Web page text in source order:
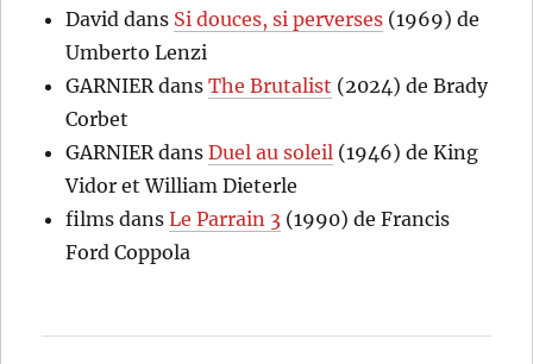
David dans Si douces, si perverses (1969) de
Umberto Lenzi
GARNIERdansThe Brutalist (2024) de Brady
Corbet
GARNIERdansDuel au soleil (1946) de King
Vidor et William Dieterle
films dansLe Parrain 3 (1990) de Francis
Ford Coppola